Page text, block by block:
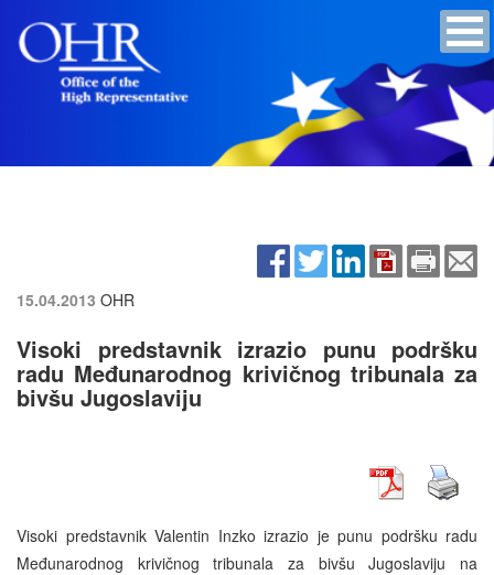
15.04.2013 OHR
Visoki predstavnik izrazio punu podršku
radu Međunarodnog krivičnog tribunala za
bivšu Jugoslaviju
Visoki predstavnik Valentin Inzko izrazio je punu podršku radu
Međunarodnog krivičnog tribunala za bivšu Jugoslaviju na